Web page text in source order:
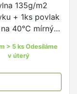
135g/m2
+ 1ks povlak
40°C mírný
> 5 ks Odesíláme
v úterý